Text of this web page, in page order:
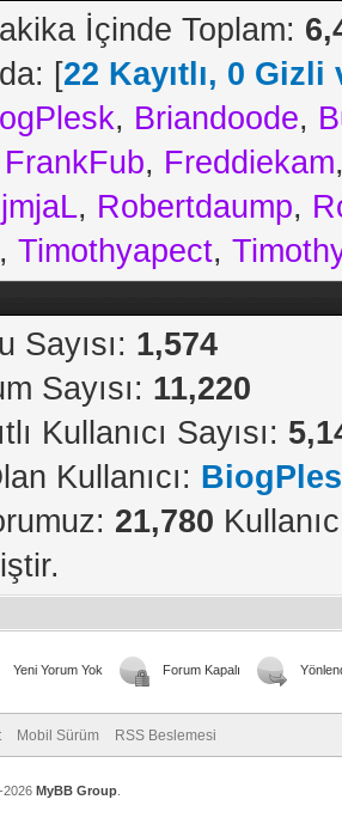
İçinde Toplam:
[22 Kayıtlı, 0
, Briandoode,
FrankFub, Freddiekam
jmjaL, Robertdaump,
, Timothyapect,
Sayısı: 1,574
Sayısı: 11,220
Kullanıcı Sayısı:
Kullanıcı:
21,780
Yeni Yorum Yok Forum Kapalı
Mobil Sürüm RSS Beslemesi
2026 MyBB Group